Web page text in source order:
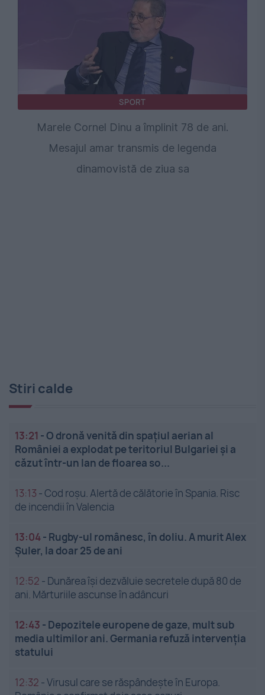
SPORT
Marele Cornel Dinu a împlinit 78 de ani.
Mesajul amar transmis de legenda
dinamovistă de ziua sa
Stiri calde
13:21 -O dronă venită din spațiul aerian al
României a explodat pe teritoriul Bulgariei și a
căzut într-un lan de floarea so...
13:13 -Cod roșu. Alertă de călătorie în Spania. Risc
de incendii în Valencia
13:04- Rugby-ul românesc, în doliu. A murit Alex
Șuler, la doar 25 de ani
12:52 - Dunărea își dezvăluie secretele după 80 de
ani. Mărturiile ascunse în adâncuri
12:43 - Depozitele europene de gaze, mult sub
media ultimilor ani. Germania refuză intervenția
statului
12:32 -Virusul care se răspândește în Europa.